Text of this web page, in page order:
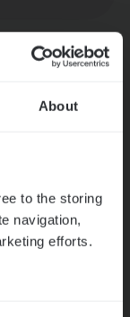
About
to the storing
navigation,
efforts.